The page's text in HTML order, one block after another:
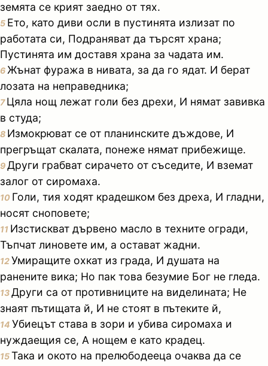
земята се крият заедно от тях.
5 Ето, като диви осли в пустинята излизат по
работата си, Подраняват да търсят храна;
Пустинята им доставя храна за чадата им.
6 Жънат фуража в нивата, за да го ядат. И берат
лозата на неправедника;
7Цяла нощ лежат голи без дрехи, И нямат завивка
в студа;
8 Измокрюват се от планинските дъждове, И
прегръщат скалата, понеже нямат прибежище.
9Други грабват сирачето от съседите, И вземат
залог от сиромаха.
10 Голи, тия ходят крадешком без дреха, И гладни,
носят сноповете;
11 Изстискват дървено масло в техните огради,
Тъпчат линовете им, а остават жадни.
12Умиращите охкат из града, И душата на
ранените вика; Но пак това безумие Бог не гледа.
13Други са от противниците на виделината; Не
знаят пътищата й, И не стоят в пътеките й,
14 Убиецът става в зори и убива сиромаха и
нуждаещия се, А нощем е като крадец.
15Така и окото на прелюбодееца очаква да се